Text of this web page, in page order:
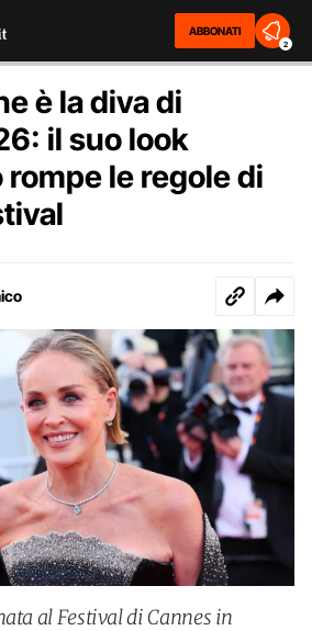
ABBONATI
2
è la diva di
il suo look
le regole di
al Festival di Cannes in